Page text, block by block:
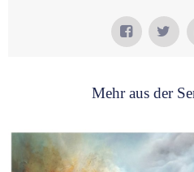
Mehr aus der